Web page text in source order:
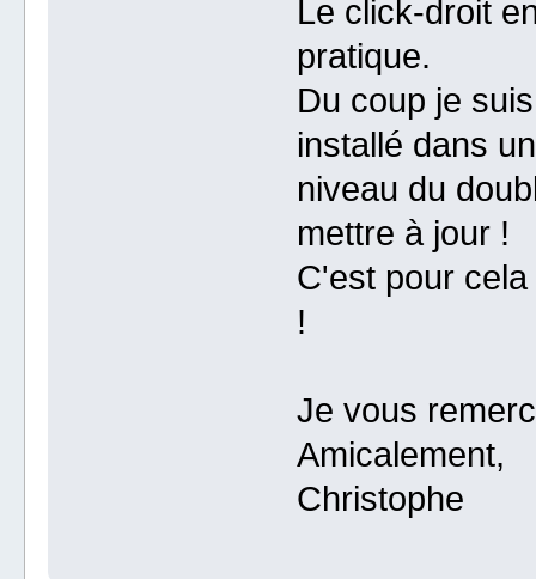
Le click-droit
pratique.
Du coup je
installé dans
niveau du
mettre à jour !
C'est pour
!
Je vous
Amicalement,
Christophe